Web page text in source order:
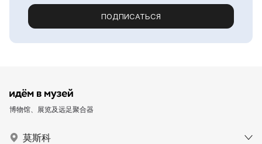
ПОДПИСАТЬСЯ
博物馆、展览及远足聚合器
莫斯科